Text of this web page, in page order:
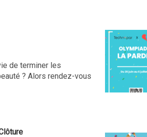
de terminer les
? Alors rendez-vous